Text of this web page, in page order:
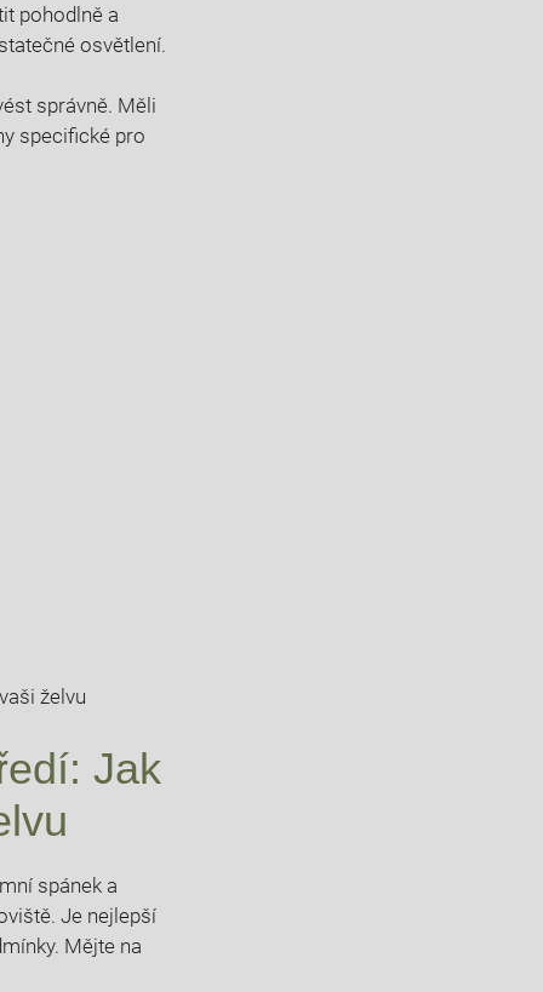
pohodlně a
osvětlení.
správně. Měli
specifické‍ pro⁢
Jak
spánek ‌a
Je ‍nejlepší‍
Mějte na